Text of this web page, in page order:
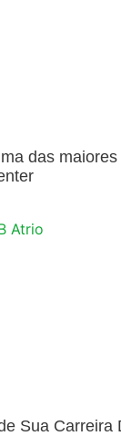
das
Sua Carreira